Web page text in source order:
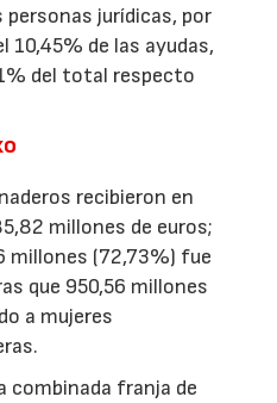
jurídicas, por
10,45% de las ayudas,
del total respecto
recibieron en
millones de euros;
millones (72,73%) fue
que 950,56 millones
a mujeres
combinada franja de